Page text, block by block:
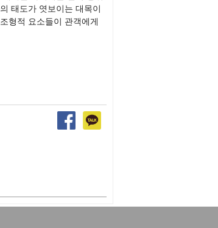
태도가 엿보이는 대목이
형적 요소들이 관객에게